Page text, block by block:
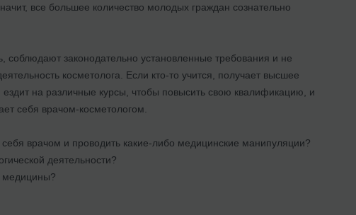
все большее количество молодых граждан сознательно
соблюдают законодательно установленные требования и не
косметолога. Если кто-то учится, получает высшее
на различные курсы, чтобы повысить свою квалификацию, и
себя врачом-косметологом.
врачом и проводить какие-либо медицинские манипуляции?
деятельности?
медицины?